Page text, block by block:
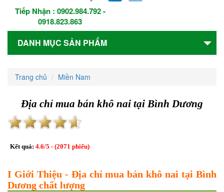
Tiếp Nhận : 0902.984.792-
0918.823.863
DANH MỤC SẢN PHẨM
Trang chủ Miền Nam
Địa chỉ mua bán khô nai tại Bình Dương
Kết quả: 4.6/5 - (2071 phiếu)
I Giới Thiệu - Địa chỉ mua bán khô nai tại Bình
Dương chất lượng